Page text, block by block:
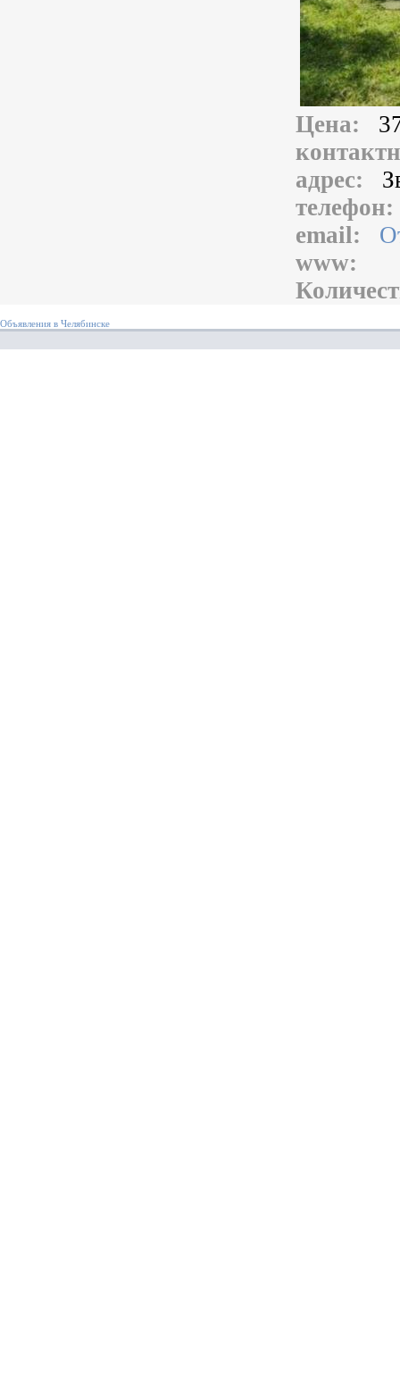
Цена:
адрес:
email:
www:
Объявления в Челябинске